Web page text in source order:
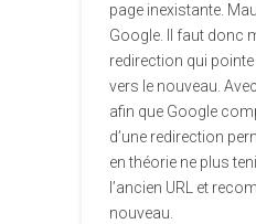
page inexistante.
Google. Il faut donc
redirection qui pointe
vers le nouveau.
afin que Google
d’une redirection
en théorie ne plus
l’ancien URL et
nouveau.